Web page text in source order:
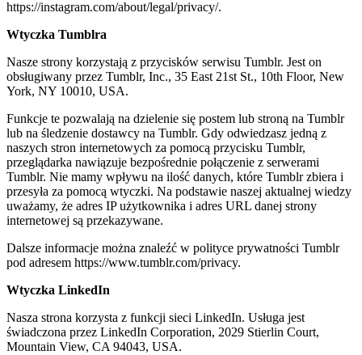
https://instagram.com/about/legal/privacy/.
Wtyczka Tumblra
Nasze strony korzystają z przycisków serwisu Tumblr. Jest on
obsługiwany przez Tumblr, Inc., 35 East 21st St., 10th Floor, New
York, NY 10010, USA.
Funkcje te pozwalają na dzielenie się postem lub stroną na Tumblr
lub na śledzenie dostawcy na Tumblr. Gdy odwiedzasz jedną z
naszych stron internetowych za pomocą przycisku Tumblr,
przeglądarka nawiązuje bezpośrednie połączenie z serwerami
Tumblr. Nie mamy wpływu na ilość danych, które Tumblr zbiera i
przesyła za pomocą wtyczki. Na podstawie naszej aktualnej wiedzy
uważamy, że adres IP użytkownika i adres URL danej strony
internetowej są przekazywane.
Dalsze informacje można znaleźć w polityce prywatności Tumblr
pod adresem https://www.tumblr.com/privacy.
Wtyczka LinkedIn
Nasza strona korzysta z funkcji sieci LinkedIn. Usługa jest
świadczona przez LinkedIn Corporation, 2029 Stierlin Court,
Mountain View, CA 94043, USA.